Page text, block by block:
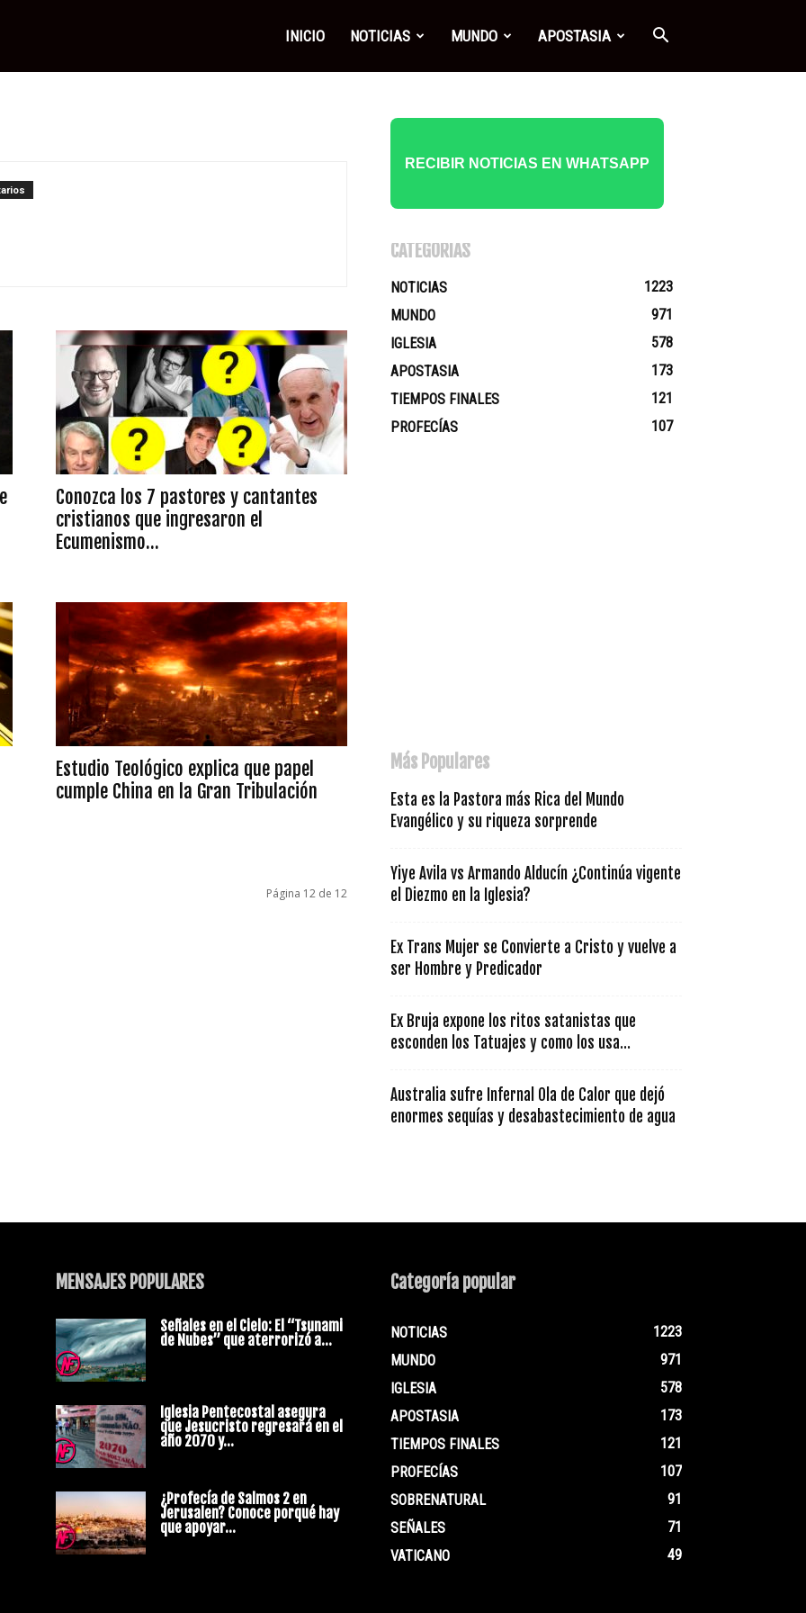
INICIO NOTICIAS MUNDO APOSTASIA
Conozca los 7 pastores y cantantes
cristianos que ingresaron el
Ecumenismo...
Estudio Teológico explica que papel
cumple China en la Gran Tribulación
Página 12 de 12
RECIBIR NOTICIAS EN WHATSAPP
CATEGORÍAS
NOTICIAS
1223
MUNDO
971
IGLESIA
578
APOSTASIA
173
TIEMPOS FINALES
121
PROFECÍAS
107
Más Populares
Esta es la Pastora más Rica del Mundo
Evangélico y su riqueza sorprende
Yiye Avila vs Armando Alducín ¿Continúa vigente
el Diezmo en la Iglesia?
Ex Trans Mujer se Convierte a Cristo y vuelve a
ser Hombre y Predicador
Ex Bruja expone los ritos satanistas que
esconden los Tatuajes y como los usa...
Australia sufre Infernal Ola de Calor que dejó
enormes sequías y desabastecimiento de agua
MENSAJES POPULARES
Señales en el Cielo: El “Tsunami
de Nubes” que aterrorizó a...
Iglesia Pentecostal asegura
que Jesucristo regresará en el
año 2070 y...
¿Profecía de Salmos 2 en
Jerusalen? Conoce porqué hay
que apoyar...
Categoría popular
NOTICIAS
1223
MUNDO
971
IGLESIA
578
APOSTASIA
173
TIEMPOS FINALES
121
PROFECÍAS
107
SOBRENATURAL
91
SEÑALES
71
VATICANO
49